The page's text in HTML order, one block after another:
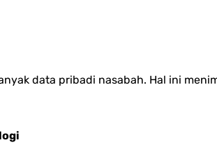
data pribadi nasabah. Hal ini